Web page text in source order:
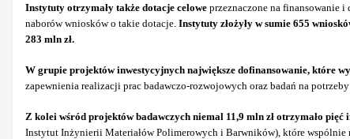
Instytuty otrzymały także dotacje celowe przeznaczone na finansowanie
naborów wniosków o takie dotacje. Instytuty złożyły w sumie 655
283 mln zł.
W grupie projektów inwestycyjnych największe dofinansowanie, które
zapewnienia realizacji prac badawczo-rozwojowych oraz badań na
Z kolei wśród projektów badawczych niemal 11,9 mln zł otrzymało pięć
Instytut Inżynierii Materiałów Polimerowych i Barwników), które